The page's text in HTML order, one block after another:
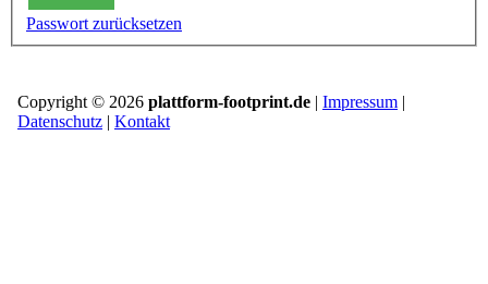
Passwort zurücksetzen
Copyright © 2026 plattform-footprint.de | Impressum |
Datenschutz | Kontakt